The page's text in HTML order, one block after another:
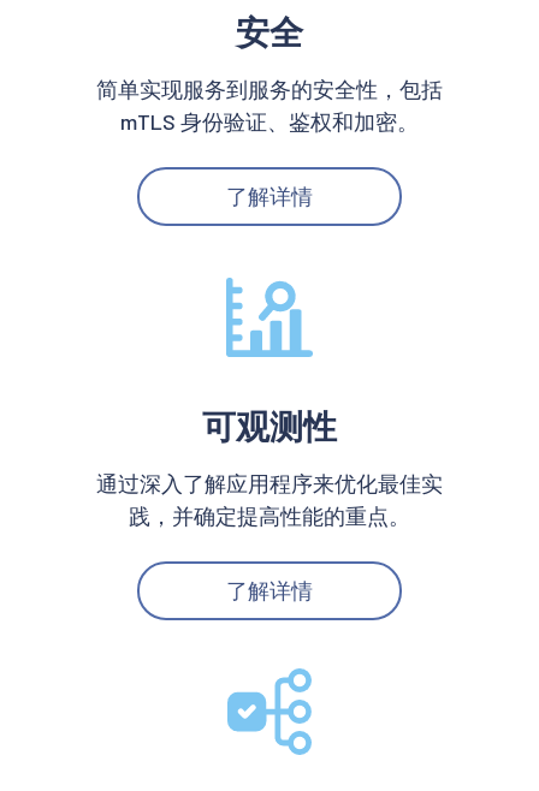
安全
简单实现服务到服务的安全性，包括
mTLS 身份验证、鉴权和加密。
了解详情
可观测性
通过深入了解应用程序来优化最佳实
践，并确定提高性能的重点。
了解详情